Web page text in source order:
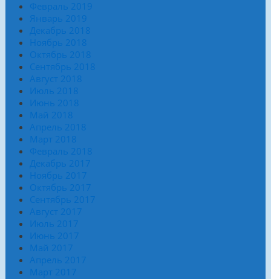
Февраль 2019
Январь 2019
Декабрь 2018
Ноябрь 2018
Октябрь 2018
Сентябрь 2018
Август 2018
Июль 2018
Июнь 2018
Май 2018
Апрель 2018
Март 2018
Февраль 2018
Декабрь 2017
Ноябрь 2017
Октябрь 2017
Сентябрь 2017
Август 2017
Июль 2017
Июнь 2017
Май 2017
Апрель 2017
Март 2017